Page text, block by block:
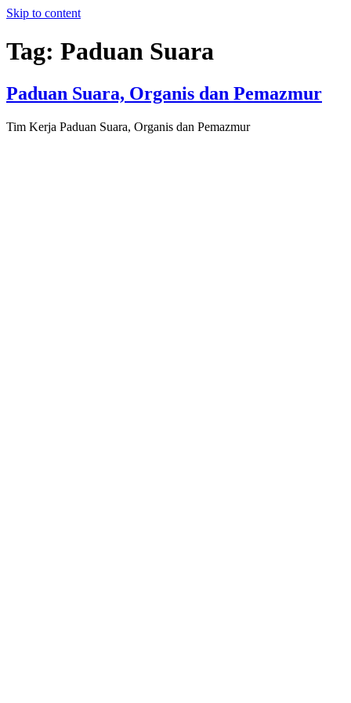
Skip to content
Tag: Paduan Suara
Paduan Suara, Organis dan Pemazmur
Tim Kerja Paduan Suara, Organis dan Pemazmur